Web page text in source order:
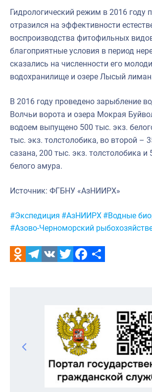
Гидрологический режим в 2016 году
отразился на эффективности
воспроизводства фитофильных
благоприятные условия в период
сказались на численности его
водохранилище и озере Лысый
В 2016 году проведено зарыбление
Волчьи ворота и озера Мокрая
водоем выпущено 500 тыс. экз.
тыс. экз. толстолобика, во второй –
сазана, 200 тыс. экз. толстолобика и
белого амура.
Источник: ФГБНУ «АзНИИРХ»
Метки:
#Экспедиция #АзНИИРХ #Водные
#Азово-Черноморский